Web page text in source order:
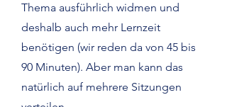
Thema ausführlich widmen und
deshalb auch mehr Lernzeit
benötigen (wir reden da von 45 bis
90 Minuten). Aber man kann das
natürlich auf mehrere Sitzungen